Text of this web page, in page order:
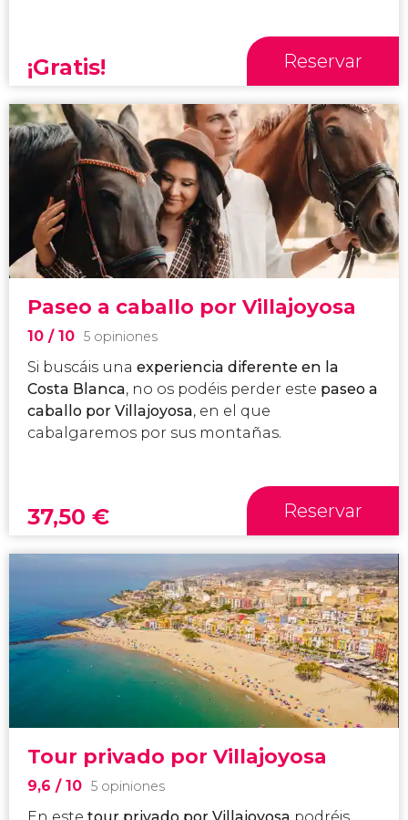
¡Gratis! Reservar
Paseo a caballo por Villajoyosa
10 / 10 5 opiniones
Si buscáis una experiencia diferente en la
Costa Blanca, no os podéis perder este paseo a
caballo por Villajoyosa, en el que
cabalgaremos por sus montañas.
37,50 € Reservar
Tour privado por Villajoyosa
9,6 / 10 5 opiniones